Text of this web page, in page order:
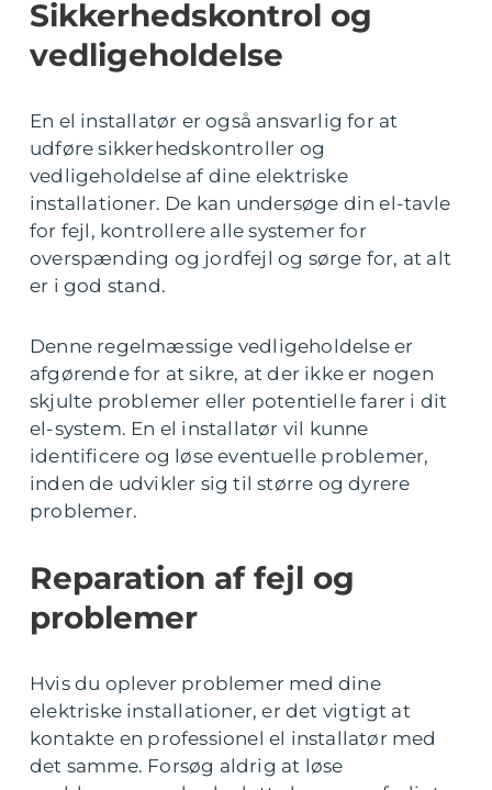
Sikkerhedskontrol og
vedligeholdelse
En el installatør er også ansvarlig for at
udføre sikkerhedskontroller og
vedligeholdelse af dine elektriske
installationer. De kan undersøge din el-tavle
for fejl, kontrollere alle systemer for
overspænding og jordfejl og sørge for, at alt
er i god stand.
Denne regelmæssige vedligeholdelse er
afgørende for at sikre, at der ikke er nogen
skjulte problemer eller potentielle farer i dit
el-system. En el installatør vil kunne
identificere og løse eventuelle problemer,
inden de udvikler sig til større og dyrere
problemer.
Reparation af fejl og
problemer
Hvis du oplever problemer med dine
elektriske installationer, er det vigtigt at
kontakte en professionel el installatør med
det samme. Forsøg aldrig at løse